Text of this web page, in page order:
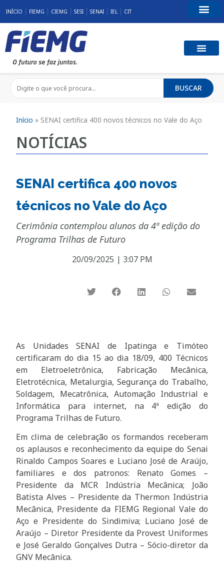
INÍCIO FIEMG CIEMG SESI SENAI IEL CIT
BUSCAR
Início » SENAI certifica 400 novos técnicos no Vale do Aço
NOTÍCIAS
SENAI certifica 400 novos
técnicos no Vale do Aço
Cerimônia contemplou alunos da 4ª edição do
Programa Trilhas de Futuro
20/09/2025 | 3:07 PM
As Unidades SENAI de Ipatinga e Timóteo
certificaram do dia 15 ao dia 18/09, 400 Técnicos
em Eletroeletrônica, Fabricação Mecânica,
Eletrotécnica, Metalurgia, Segurança do Trabalho,
Soldagem, Mecatrônica, Automação Industrial e
Informática para internet, na 4ª edição do
Programa Trilhas de Futuro.
Em clima de celebração os formandos receberam
os aplausos e reconhecimento da equipe do Senai
Rinaldo Campos Soares e Luciano José de Araújo,
familiares e dos patronos: Renato Gomes –
Presidente da MCR Indústria Mecânica; João
Batista Alves – Presidente da Thermon Indústria
Mecânica, Presidente da FIEMG Regional Vale do
Aço e Presidente do Sindimiva; Luciano José de
Araújo – Diretor Presidente da Provest Uniformes
e José Geraldo Gonçalves Dutra – Sócio-diretor da
GNV Mecânica.